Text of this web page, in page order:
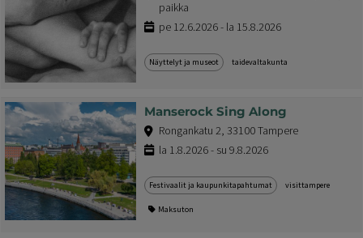
paikka
pe 12.6.2026 - la 15.8.2026
Näyttelyt ja museot taidevaltakunta
Manserock Sing Along
Rongankatu 2, 33100 Tampere
la 1.8.2026 - su 9.8.2026
Festivaalit ja kaupunkitapahtumat visittampere
Maksuton